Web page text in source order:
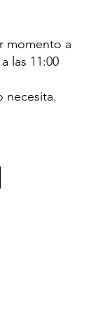
momento a
las 11:00
necesita.